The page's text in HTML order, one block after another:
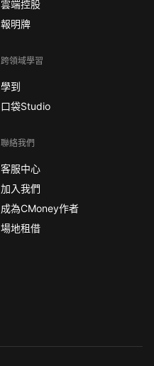
雲端控股
報明牌
跨領域學習
學到
口袋Studio
聯絡我們
客服中心
加入我們
成為CMoney作者
場地租借